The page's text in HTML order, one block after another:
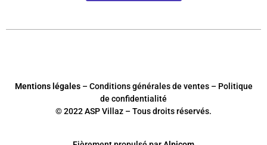
Mentions légales– Conditions générales de ventes – Politique
de confidentialité
© 2022 ASP Villaz – Tous droits réservés.